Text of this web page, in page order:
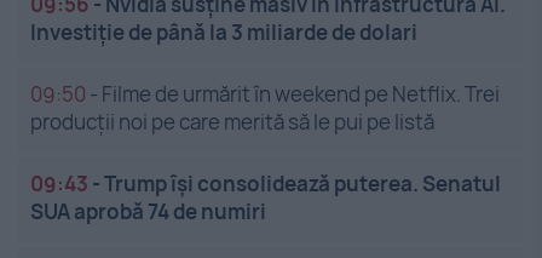
Investiție de până la 3 miliarde de dolari
09:50 - Filme de urmărit în weekend pe Netflix. Trei
producții noi pe care merită să le pui pe listă
09:43 -Trump își consolidează puterea. Senatul
SUA aprobă 74 de numiri